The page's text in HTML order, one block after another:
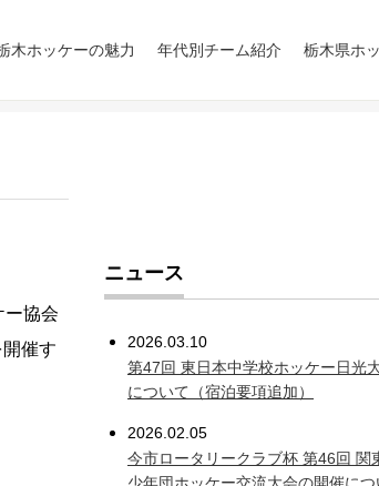
木ホッケーの魅力 年代別チーム紹介 栃木県ホ
ー協会
催す
ニュース
2026.03.10
第47回 東日本中学校ホッケー日光
について（宿泊要項追加）
2026.02.05
今市ロータリークラブ杯 第46回 関